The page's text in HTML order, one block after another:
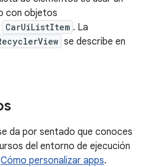
con objetos
CarUiListItem . La
se describe en
da por sentado que conoces
del entorno de ejecución
Cómo personalizar apps.